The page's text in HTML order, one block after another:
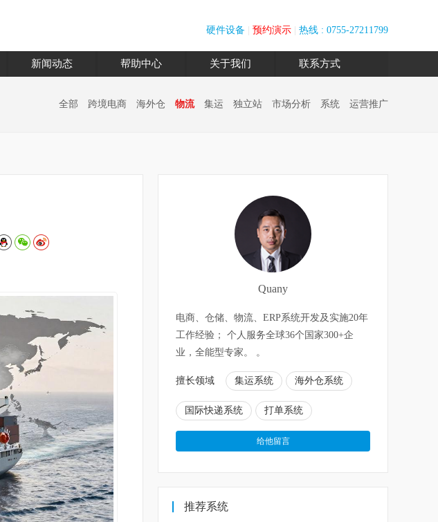
硬件设备 预约演示 热线 : 0755-27211799
新闻动态 帮助中心 关于我们 联系方式
全部 跨境电商 海外仓 物流 集运 独立站 市场分析 系统 运营推广
Quany
电商、仓储、物流、ERP系统开发及实施20年
工作经验； 个人服务全球36个国家300+企
业，全能型专家。 。
擅长领域 集运系统 海外仓系统
国际快递系统 打单系统
推荐系统